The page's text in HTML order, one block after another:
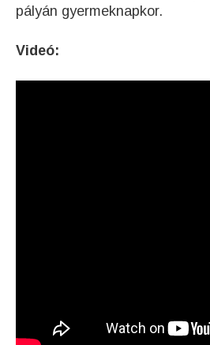
pályán gyermeknapkor.
Videó: